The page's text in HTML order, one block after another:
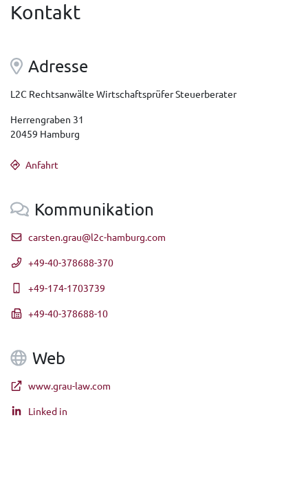
Kontakt
Adresse
L2C Rechtsanwälte Wirtschaftsprüfer Steuerberater
Herrengraben 31
20459 Hamburg
Anfahrt
Kommunikation
carsten.grau@l2c-hamburg.com
+49-40-378688-370
+49-174-1703739
+49-40-378688-10
Web
www.grau-law.com
Linked in